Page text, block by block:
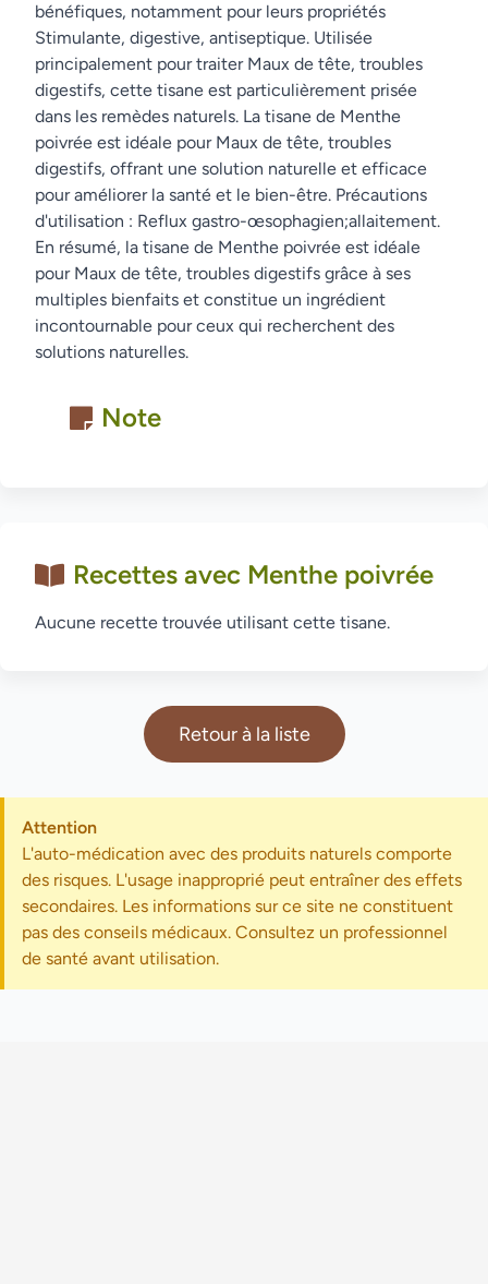
bénéfiques, notamment pour leurs propriétés
Stimulante, digestive, antiseptique. Utilisée
principalement pour traiter Maux de tête, troubles
digestifs, cette tisane est particulièrement prisée
dans les remèdes naturels. La tisane de Menthe
poivrée est idéale pour Maux de tête, troubles
digestifs, offrant une solution naturelle et efficace
pour améliorer la santé et le bien-être. Précautions
d'utilisation : Reflux gastro-œsophagien;allaitement.
En résumé, la tisane de Menthe poivrée est idéale
pour Maux de tête, troubles digestifs grâce à ses
multiples bienfaits et constitue un ingrédient
incontournable pour ceux qui recherchent des
solutions naturelles.
Note
Recettes avec Menthe poivrée
Aucune recette trouvée utilisant cette tisane.
Retour à la liste
Attention
L'auto-médication avec des produits naturels comporte
des risques. L'usage inapproprié peut entraîner des effets
secondaires. Les informations sur ce site ne constituent
pas des conseils médicaux. Consultez un professionnel
de santé avant utilisation.